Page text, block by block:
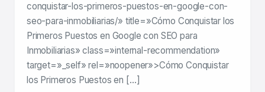
conquistar-los-primeros-puestos-en-google-con-
seo-para-inmobiliarias/» title=»Cómo Conquistar los
Primeros Puestos en Google con SEO para
Inmobiliarias» class=»internal-recommendation»
target=»_self» rel=»noopener»>Cómo Conquistar
los Primeros Puestos en […]